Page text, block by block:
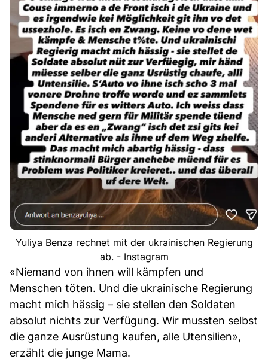
Yuliya Benza rechnet mit der ukrainischen Regierung
ab. - Instagram
«Niemand von ihnen will kämpfen und
Menschen töten. Und die ukrainische Regierung
macht mich hässig – sie stellen den Soldaten
absolut nichts zur Verfügung. Wir mussten selbst
die ganze Ausrüstung kaufen, alle Utensilien»,
erzählt die junge Mama.